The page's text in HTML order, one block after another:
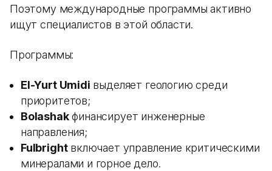
Поэтому международные программы активно
ищут специалистов в этой области.
Программы:
El-Yurt Umidi выделяет геологию среди
приоритетов;
Bolashakфинансирует инженерные
направления;
Fulbrightвключает управление критическими
минералами и горное дело.